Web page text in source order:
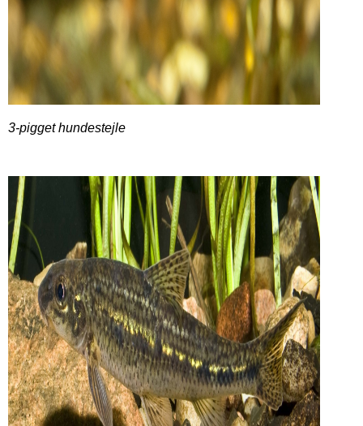
3-pigget hundestejle